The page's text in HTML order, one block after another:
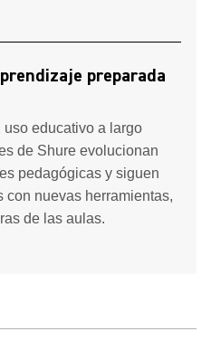
preparada
uso educativo a largo
de Shure evolucionan
pedagógicas y siguen
con nuevas herramientas,
de las aulas.